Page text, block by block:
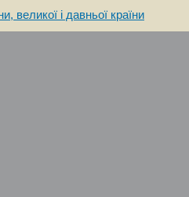
великої і давньої країни